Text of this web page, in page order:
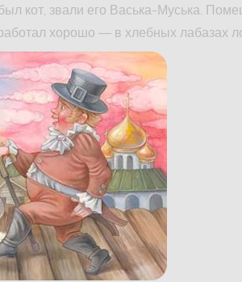
кот, звали его Васька-Муська.
хорошо — в хлебных лабазах